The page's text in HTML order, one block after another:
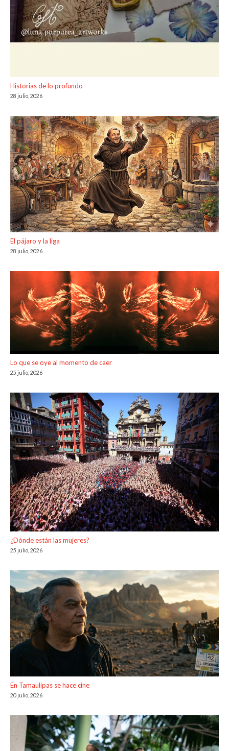
Historias de lo profundo
28 julio, 2026
El pájaro y la liga
28 julio, 2026
Lo que se oye al momento de caer
25 julio, 2026
¿Dónde están las mujeres?
25 julio, 2026
En Tamaulipas se hace cine
20 julio, 2026